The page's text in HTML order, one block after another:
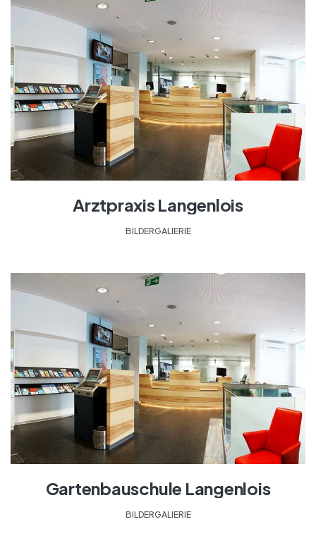
Arztpraxis Langenlois
BILDERGALIERIE
Gartenbauschule Langenlois
BILDERGALIERIE